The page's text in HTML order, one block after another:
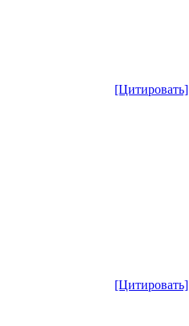
[Цитировать]
[Цитировать]